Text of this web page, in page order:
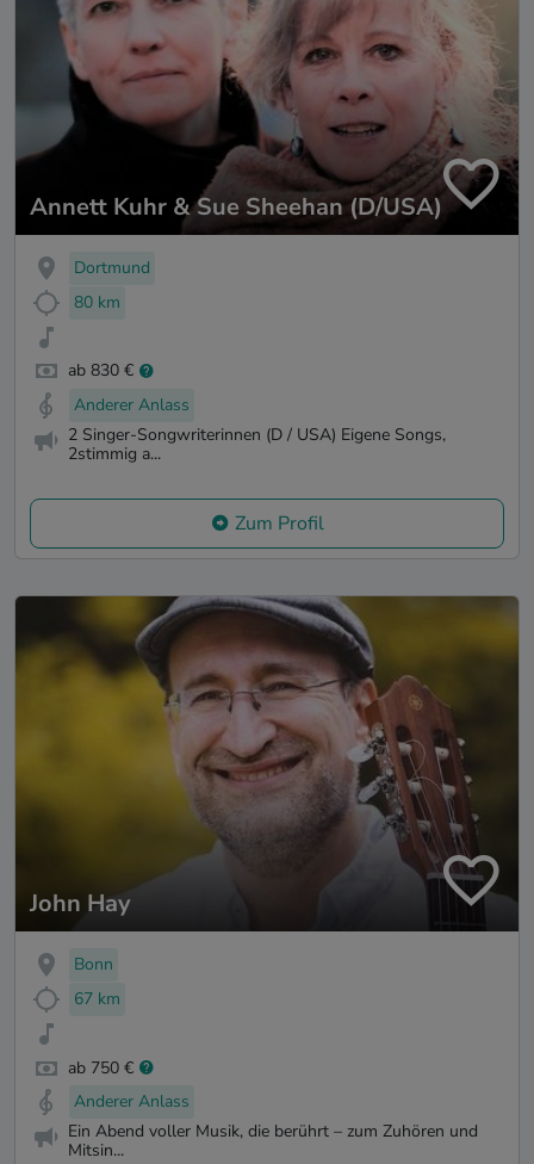
Annett Kuhr & Sue Sheehan (D/USA)
Dortmund
80 km
ab 830 €
Anderer Anlass
2 Singer-Songwriterinnen (D / USA) Eigene Songs,
2stimmig a...
Zum Profil
John Hay
Bonn
67 km
ab 750 €
Anderer Anlass
Ein Abend voller Musik, die berührt – zum Zuhören und
Mitsin...